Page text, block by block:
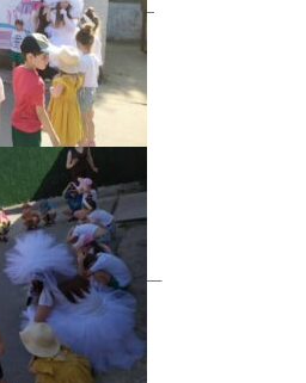
–
—